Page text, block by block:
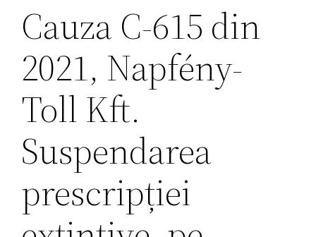
Cauza C-615 din
2021, Napfény-
Toll Kft.
Suspendarea
prescripției